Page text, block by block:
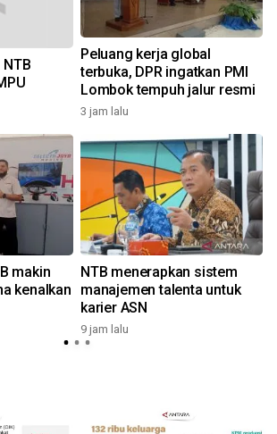
NTB
Peluang kerja global
terbuka, DPR ingatkan PMI
Lombok tempuh jalur resmi
3 jam lalu
makin
kenalkan
NTB menerapkan sistem
manajemen talenta untuk
karier ASN
9 jam lalu